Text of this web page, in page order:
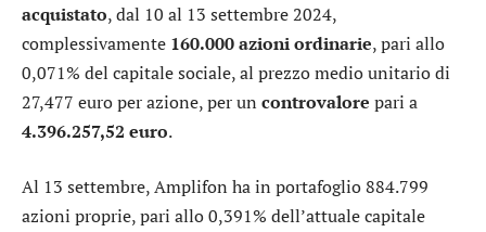
acquistato, dal 10 al 13 settembre 2024,
complessivamente 160.000 azioni ordinarie, pari allo
0,071% del capitale sociale, al prezzo medio unitario di
27,477 euro per azione, per un controvalore pari a
4.396.257,52 euro.
Al 13 settembre, Amplifon ha in portafoglio 884.799
azioni proprie, pari allo 0,391% dell’attuale capitale